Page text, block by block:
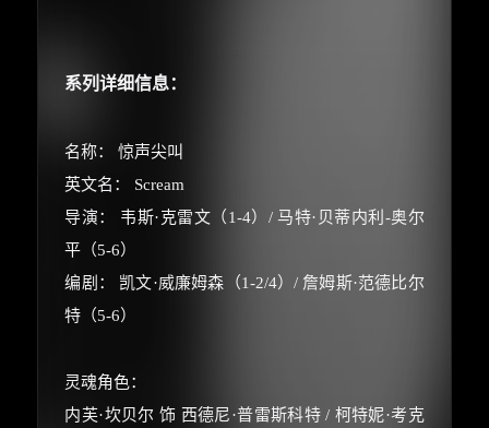
系列详细信息：
名称： 惊声尖叫
英文名： Scream
导演： 韦斯·克雷文（1-4）/ 马特·贝蒂内利-奥尔
平（5-6）
编剧： 凯文·威廉姆森（1-2/4）/ 詹姆斯·范德比尔
特（5-6）
灵魂角色：
内芙·坎贝尔 饰 西德尼·普雷斯科特 / 柯特妮·考克